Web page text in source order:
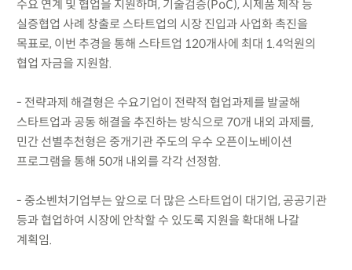
수요 연계 및 협업을 지원하며, 기술검증(PoC), 시제품 제작 등
실증협업 사례 창출로 스타트업의 시장 진입과 사업화 촉진을
목표로, 이번 추경을 통해 스타트업 120개사에 최대 1.4억원의
협업 자금을 지원함.
- 전략과제 해결형은 수요기업이 전략적 협업과제를 발굴해
스타트업과 공동 해결을 추진하는 방식으로 70개 내외 과제를,
민간 선별추천형은 중개기관 주도의 우수 오픈이노베이션
프로그램을 통해 50개 내외를 각각 선정함.
- 중소벤처기업부는 앞으로 더 많은 스타트업이 대기업, 공공기관
등과 협업하여 시장에 안착할 수 있도록 지원을 확대해 나갈
계획임.